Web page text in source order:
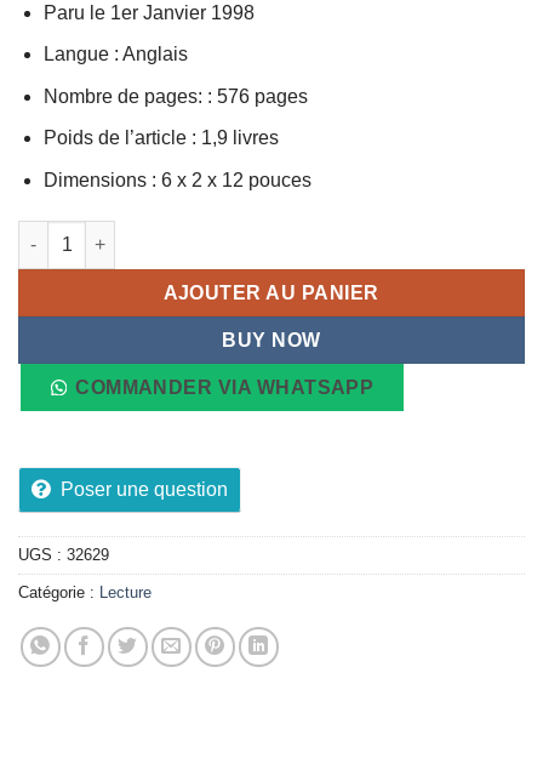
Paru le 1er Janvier 1998
Langue : Anglais
Nombre de pages: : 576 pages
Poids de l’article : 1,9 livres
Dimensions : 6 x 2 x 12 pouces
quantité de Richard Burton
AJOUTER AU PANIER
BUY NOW
COMMANDER VIA WHATSAPP
Poser une question
UGS : 32629
Catégorie : Lecture